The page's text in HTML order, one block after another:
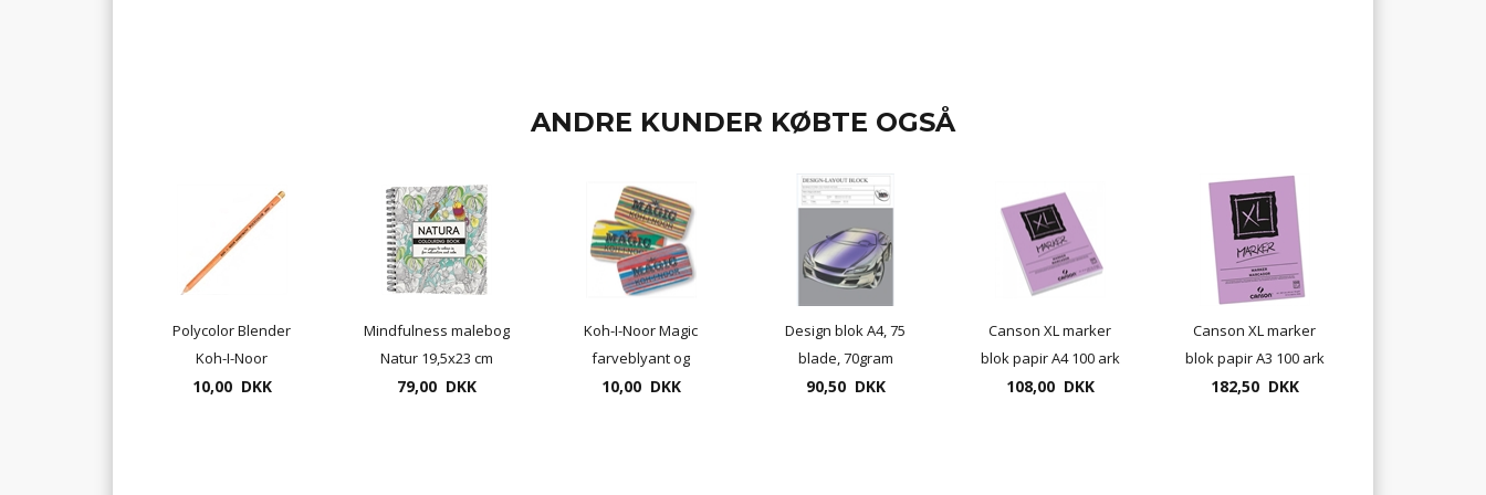
ANDRE KUNDER KØBTE OGSÅ
Polycolor Blender
Koh-I-Noor
10,00 DKK
Mindfulness malebog
Natur 19,5x23 cm
79,00 DKK
Koh-I-Noor Magic
farveblyant og
grafitblyant
10,00 DKK
Design blok A4, 75
blade, 70gram
90,50 DKK
Canson XL marker
blok papir A4 100 ark
108,00 DKK
Canson XL marker
blok papir A3 100 ark
182,50 DKK